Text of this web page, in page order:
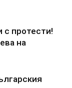
с протести!
на